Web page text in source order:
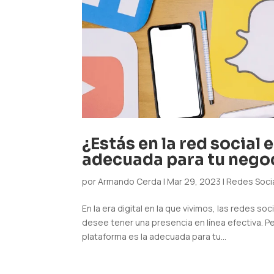
¿Estás en la red social
adecuada para tu
porArmando Cerda | Mar 29, 2023 | Redes
En la era digital en la que vivimos, las redes
desee tener una presencia en línea efectiva.
plataforma es la adecuada para tu...